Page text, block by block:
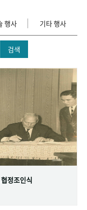
행사 기타 행사
검색
정조인식